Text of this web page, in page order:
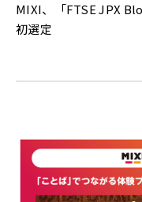
MIXI、「FTSE JPX
初選定